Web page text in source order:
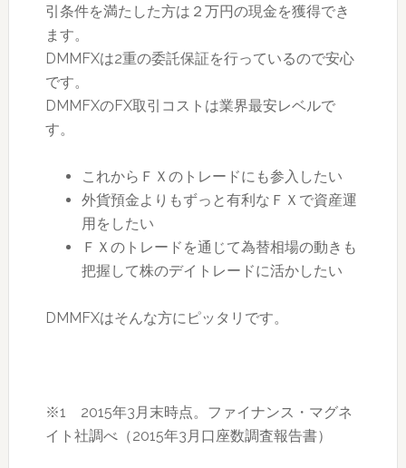
引条件を満たした方は２万円の現金を獲得でき
ます。
DMMFXは2重の委託保証を行っているので安心
です。
DMMFXのFX取引コストは業界最安レベルで
す。
これからＦＸのトレードにも参入したい
外貨預金よりもずっと有利なＦＸで資産運
用をしたい
ＦＸのトレードを通じて為替相場の動きも
把握して株のデイトレードに活かしたい
DMMFXはそんな方にピッタリです。
※1 2015年3月末時点。ファイナンス・マグネ
イト社調べ（2015年3月口座数調査報告書）